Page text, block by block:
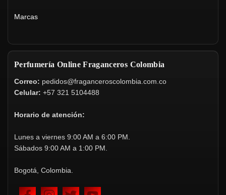
Marcas
Perfumería Online Fraganceros Colombia
Correo: pedidos@fraganceroscolombia.com.co
Celular: +57 321 5104488
Horario de atención:
Lunes a viernes 9:00 AM a 6:00 PM.
Sábados 9:00 AM a 1:00 PM.
Bogotá, Colombia.